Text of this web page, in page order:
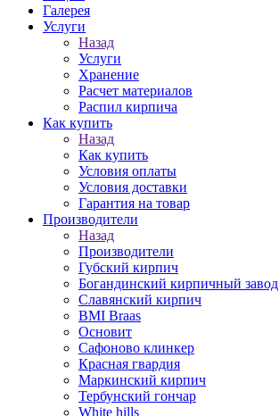
Галерея
Услуги
Назад
Услуги
Хранение
Расчет материалов
Распил кирпича
Как купить
Назад
Как купить
Условия оплаты
Условия доставки
Гарантия на товар
Производители
Назад
Производители
Губский кирпич
Богандинский кирпичный завод
Славянский кирпич
BMI Braas
Основит
Сафоново клинкер
Красная гвардия
Маркинский кирпич
Тербунский гончар
White hills